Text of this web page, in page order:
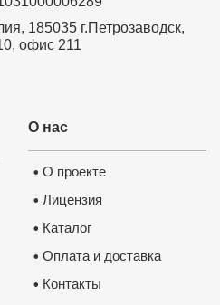
185035 г.Петрозаводск,
офис 211
О нас
• О проекте
• Лицензия
• Каталог
• Оплата и доставка
• Контакты